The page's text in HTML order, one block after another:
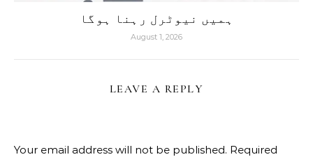
ہمیں نیوٹرل رہنا ہوگا
August 1, 2026
LEAVE A REPLY
Your email address will not be published. Required